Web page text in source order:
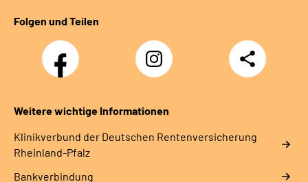
Folgen und Teilen
Facebook
Instagram
DRV
Nachwuchskräfte
Teilen
Weitere wichtige Informationen
Klinikverbund der Deutschen Rentenversicherung
Rheinland-Pfalz
Bankverbindung